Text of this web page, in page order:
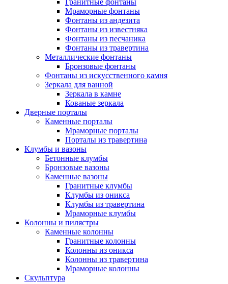
Гранитные фонтаны
Мраморные фонтаны
Фонтаны из андезита
Фонтаны из известняка
Фонтаны из песчаника
Фонтаны из травертина
Металлические фонтаны
Бронзовые фонтаны
Фонтаны из искусственного камня
Зеркала для ванной
Зеркала в камне
Кованые зеркала
Дверные порталы
Каменные порталы
Мраморные порталы
Порталы из травертина
Клумбы и вазоны
Бетонные клумбы
Бронзовые вазоны
Каменные вазоны
Гранитные клумбы
Клумбы из оникса
Клумбы из травертина
Мраморные клумбы
Колонны и пилястры
Каменные колонны
Гранитные колонны
Колонны из оникса
Колонны из травертина
Мраморные колонны
Скульптура